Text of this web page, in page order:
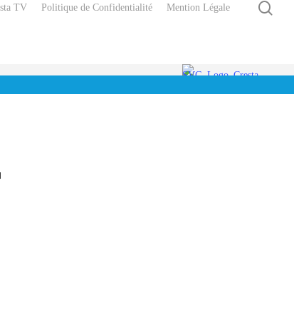
TV Politique de Confidentialité Mention Légale